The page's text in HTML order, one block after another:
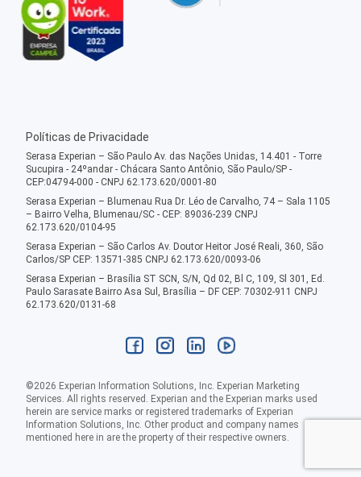
Políticas de Privacidade
Serasa Experian – São Paulo Av. das Nações Unidas, 14.401 - Torre
Sucupira - 24ºandar - Chácara Santo Antônio, São Paulo/SP -
CEP:04794-000 - CNPJ 62.173.620/0001-80
Serasa Experian – Blumenau Rua Dr. Léo de Carvalho, 74 – Sala 1105
– Bairro Velha, Blumenau/SC - CEP: 89036-239 CNPJ
62.173.620/0104-95
Serasa Experian – São Carlos Av. Doutor Heitor José Reali, 360, São
Carlos/SP CEP: 13571-385 CNPJ 62.173.620/0093-06
Serasa Experian – Brasília ST SCN, S/N, Qd 02, Bl C, 109, Sl 301, Ed.
Paulo Sarasate Bairro Asa Sul, Brasília – DF CEP: 70302-911 CNPJ
62.173.620/0131-68
©2026 Experian Information Solutions, Inc. Experian Marketing
Services. All rights reserved. Experian and the Experian marks used
herein are service marks or registered trademarks of Experian
Information Solutions, Inc. Other product and company names
mentioned here in are the property of their respective owners.